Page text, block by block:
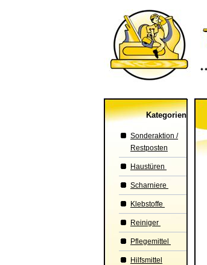
Kategorien
Sonderaktion /
Restposten
Haustüren
Scharniere
Klebstoffe
Reiniger
Pflegemittel
Hilfsmittel